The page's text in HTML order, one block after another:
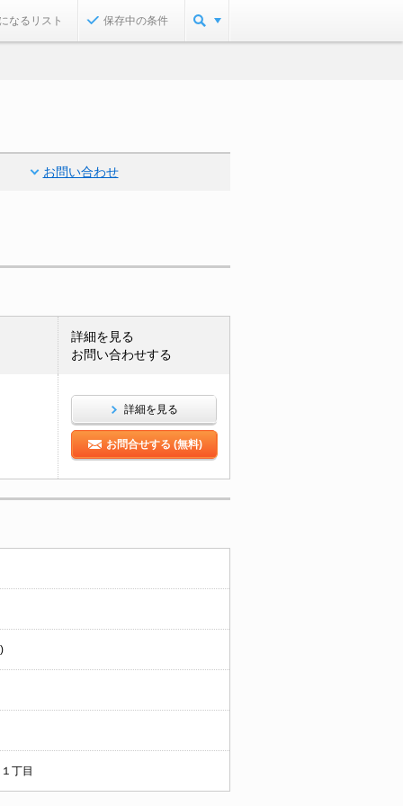
なるリスト 保存中の条件
お問い合わせ
詳細を見る
お問い合わせする
詳細を見る
お問合せする (無料)
１丁目